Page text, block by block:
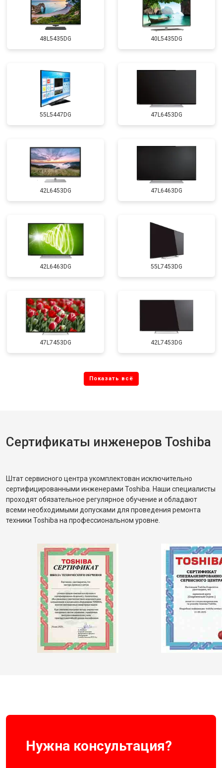
48L5435DG 40L5435DG
55L5447DG 47L6453DG
42L6453DG 47L6463DG
42L6463DG 55L7453DG
47L7453DG 42L7453DG
Сертификаты инженеров Toshiba
Штат сервисного центра укомплектован исключительно
сертифицированными инженерами Toshiba. Наши специалисты
проходят обязательное регулярное обучение и обладают
всеми необходимыми допусками для проведения ремонта
техники Toshiba на профессиональном уровне.
Нужна консультация?